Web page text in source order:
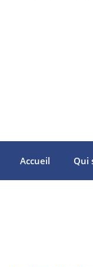
Accueil Qui